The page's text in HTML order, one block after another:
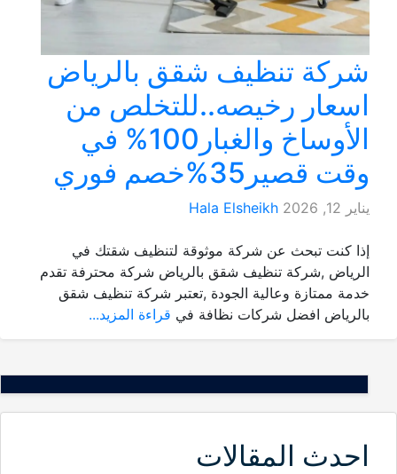
شركة تنظيف شقق بالرياض
اسعار رخيصه..للتخلص من
الأوساخ والغبار100% في
وقت قصير35%خصم فوري
يناير 12, 2026 Hala Elsheikh
إذا كنت تبحث عن شركة موثوقة لتنظيف شقتك في
الرياض ,شركة تنظيف شقق بالرياض شركة محترفة تقدم
خدمة ممتازة وعالية الجودة ,تعتبر شركة تنظيف شقق
بالرياض افضل شركات نظافة في قراءة المزيد...
احدث المقالات